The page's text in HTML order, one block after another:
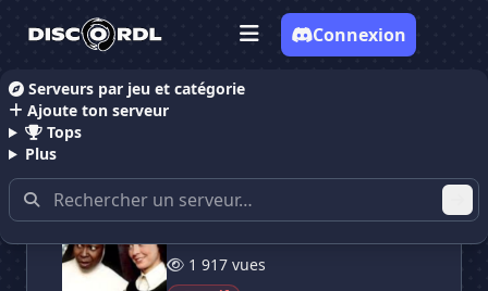
Serveurs par jeu et catégorie
Ajoute ton serveur
Tops
Plus
Connexion
Accueil Serveurs Discord Discussion
1 917 vues